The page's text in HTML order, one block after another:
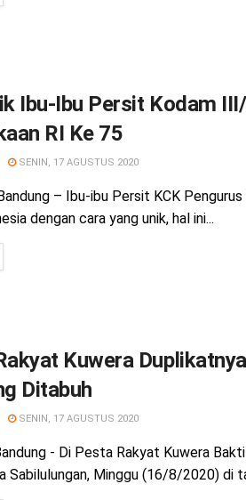
Ibu-Ibu Persit Kodam
RI Ke 75
SENIN, 17 AGUSTUS 2020
– Ibu-ibu Persit KCK
dengan cara yang unik, hal ini...
Kuwera
Ditabuh
SENIN, 17 AGUSTUS 2020
- Di Pesta Rakyat Kuwera
Sabilulungan, Minggu (16/8/2020) di